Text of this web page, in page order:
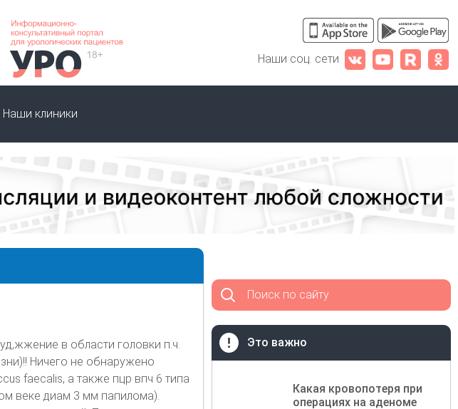
Наши соц. сети
Наши клиники
в области головки п.ч.
Ничего не обнаружено
faecalis, а также пцр впч 6 типа
веке диам 3 мм папилома).
Поиск по сайту
Это важно
Какая кровопотеря при
операциях на аденоме